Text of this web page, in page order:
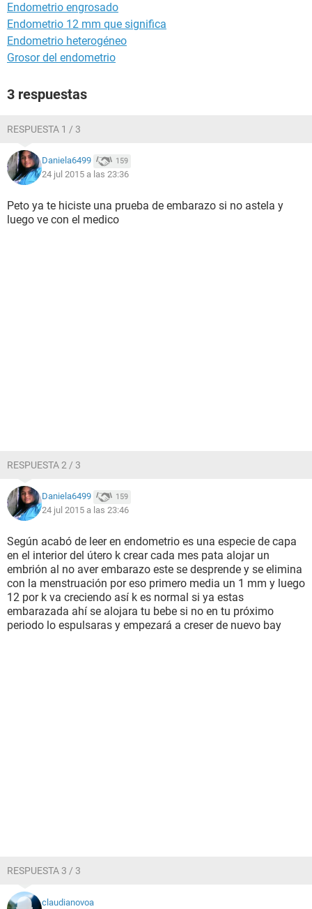
Endometrio engrosado
Endometrio 12 mm que significa
Endometrio heterogéneo
Grosor del endometrio
3 respuestas
RESPUESTA 1 / 3
Daniela6499 159
24 jul 2015 a las 23:36
Peto ya te hiciste una prueba de embarazo si no astela y
luego ve con el medico
RESPUESTA 2 / 3
Daniela6499 159
24 jul 2015 a las 23:46
Según acabó de leer en endometrio es una especie de capa
en el interior del útero k crear cada mes pata alojar un
embrión al no aver embarazo este se desprende y se elimina
con la menstruación por eso primero media un 1 mm y luego
12 por k va creciendo así k es normal si ya estas
embarazada ahí se alojara tu bebe si no en tu próximo
periodo lo espulsaras y empezará a creser de nuevo bay
RESPUESTA 3 / 3
claudianovoa